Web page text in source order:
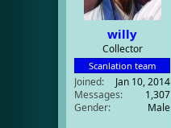
willy
Collector
Scanlation team
Joined
Jan 10, 2014
Messages
1,307
Gender
Male